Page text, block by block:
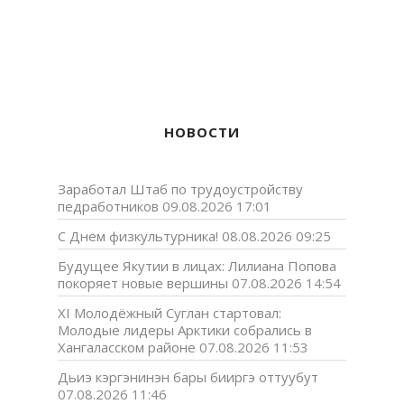
НОВОСТИ
Заработал Штаб по трудоустройству
педработников 09.08.2026 17:01
С Днем физкультурника! 08.08.2026 09:25
Будущее Якутии в лицах: Лилиана Попова
покоряет новые вершины 07.08.2026 14:54
XI Молодёжный Суглан стартовал:
Молодые лидеры Арктики собрались в
Хангаласском районе 07.08.2026 11:53
Дьиэ кэргэнинэн бары бииргэ оттуубут
07.08.2026 11:46